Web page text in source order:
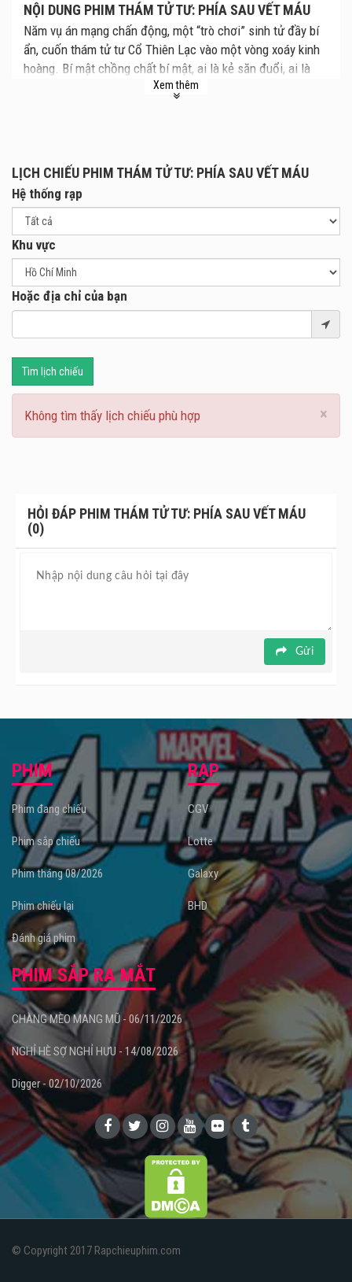
NỘI DUNG PHIM THÁM TỬ TƯ: PHÍA SAU VẾT MÁU
Năm vụ án mạng chấn động, một “trò chơi” sinh tử đầy bí
ẩn, cuốn thám tử tư Cổ Thiên Lạc vào một vòng xoáy kinh
hoàng. Bí mật chồng chất bí mật, ai là kẻ săn đuổi, ai là
con mồi? Sự thật đang chờ được phơi bày…
Xem thêm
LỊCH CHIẾU PHIM THÁM TỬ TƯ: PHÍA SAU VẾT MÁU
Hệ thống rạp
Khu vực
Hoặc địa chỉ của bạn
Tìm lịch chiếu
×
Không tìm thấy lịch chiếu phù hợp
HỎI ĐÁP PHIM THÁM TỬ TƯ: PHÍA SAU VẾT MÁU
(0)
Gửi
PHIM
Phim đang chiếu
Phim sắp chiếu
Phim tháng 08/2026
Phim chiếu lại
Đánh giá phim
RẠP
CGV
Lotte
Galaxy
BHD
PHIM SẮP RA MẮT
CHÀNG MÈO MANG MŨ - 06/11/2026
NGHỈ HÈ SỢ NGHỈ HƯU - 14/08/2026
Digger - 02/10/2026
© Copyright 2017 Rapchieuphim.com